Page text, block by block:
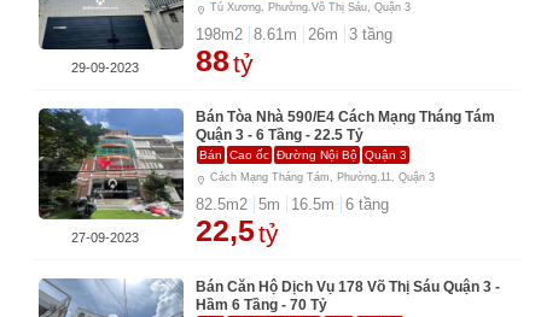
Tú Xương, Phường.Võ Thị Sáu, Quận 3
198m2 8.61m 26m 3 tầng
88tỷ
29-09-2023
Bán Tòa Nhà 590/E4 Cách Mạng Tháng Tám
Quận 3 - 6 Tầng - 22.5 Tỷ
Bán Cao ốc Đường Nội Bộ Quận 3
Cách Mạng Tháng Tám, Phường.11, Quận 3
82.5m2 5m 16.5m 6 tầng
22,5tỷ
27-09-2023
Bán Căn Hộ Dịch Vụ 178 Võ Thị Sáu Quận 3 -
Hầm 6 Tầng - 70 Tỷ